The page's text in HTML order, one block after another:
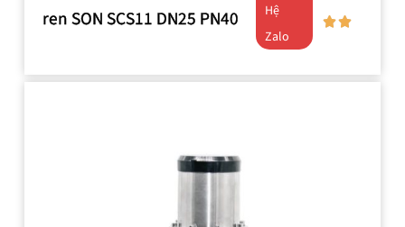
ren SON SCS11 DN25 PN40
Hệ
Zalo